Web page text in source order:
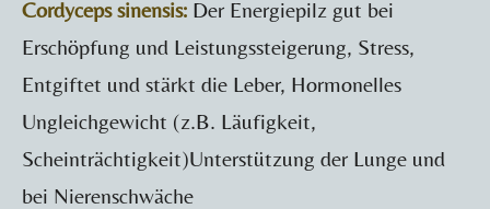
Cordyceps sinensis: Der Energiepilz gut bei
Erschöpfung und Leistungssteigerung, Stress,
Entgiftet und stärkt die Leber, Hormonelles
Ungleichgewicht (z.B. Läufigkeit,
Scheinträchtigkeit)Unterstützung der Lunge und
bei Nierenschwäche